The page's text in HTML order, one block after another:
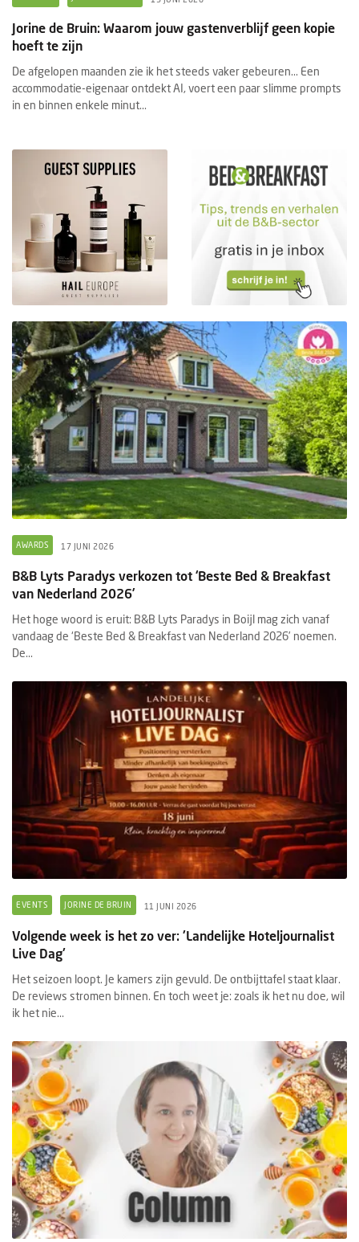
Jorine de Bruin: Waarom jouw gastenverblijf geen kopie
hoeft te zijn
De afgelopen maanden zie ik het steeds vaker gebeuren... Een
accommodatie-eigenaar ontdekt AI, voert een paar slimme prompts
in en binnen enkele minut...
AWARDS 17 JUNI 2026
B&B Lyts Paradys verkozen tot ‘Beste Bed & Breakfast
van Nederland 2026’
Het hoge woord is eruit: B&B Lyts Paradys in Boijl mag zich vanaf
vandaag de ‘Beste Bed & Breakfast van Nederland 2026’ noemen.
De...
EVENTS JORINE DE BRUIN 11 JUNI 2026
Volgende week is het zo ver: 'Landelijke Hoteljournalist
Live Dag'
Het seizoen loopt. Je kamers zijn gevuld. De ontbijttafel staat klaar.
De reviews stromen binnen. En toch weet je: zoals ik het nu doe, wil
ik het nie...